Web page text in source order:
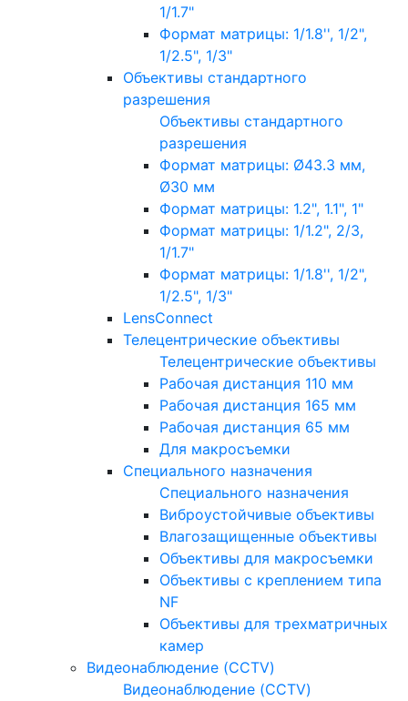
1/1.7"
Формат матрицы: 1/1.8'', 1/2",
1/2.5", 1/3"
Объективы стандартного
разрешения
Объективы стандартного
разрешения
Формат матрицы: Ø43.3 мм,
Ø30 мм
Формат матрицы: 1.2", 1.1", 1"
Формат матрицы: 1/1.2", 2/3,
1/1.7"
Формат матрицы: 1/1.8'', 1/2",
1/2.5", 1/3"
LensConnect
Телецентрические объективы
Телецентрические объективы
Рабочая дистанция 110 мм
Рабочая дистанция 165 мм
Рабочая дистанция 65 мм
Для макросъемки
Специального назначения
Специального назначения
Виброустойчивые объективы
Влагозащищенные объективы
Объективы для макросъемки
Объективы с креплением типа
NF
Объективы для трехматричных
камер
Видеонаблюдение (CCTV)
Видеонаблюдение (CCTV)